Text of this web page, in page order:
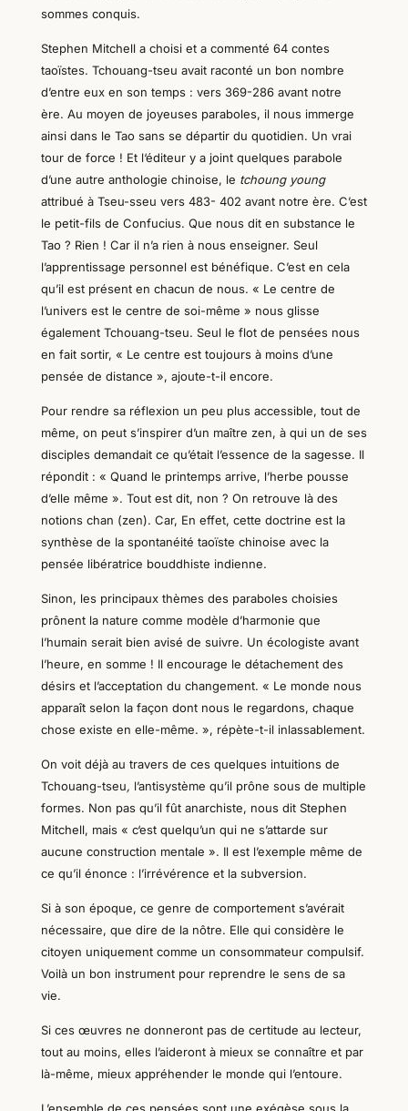
sommes conquis.
Stephen Mitchell a choisi et a commenté 64 contes
taoïstes. Tchouang-tseu avait raconté un bon nombre
d’entre eux en son temps : vers 369-286 avant notre
ère. Au moyen de joyeuses paraboles, il nous immerge
ainsi dans le Tao sans se départir du quotidien. Un vrai
tour de force ! Et l‘éditeur y a joint quelques parabole
d’une autre anthologie chinoise, le tchoung young
attribué à Tseu-sseu vers483- 402 avant notre ère. C’est
le petit-fils de Confucius. Que nous dit en substance le
Tao ? Rien ! Car il n’a rien ànous enseigner. Seul
l’apprentissage personnel est bénéfique. C’est en cela
qu’il est présent en chacun de nous. « Le centre de
l’univers est le centre de soi-même » nous glisse
également Tchouang-tseu. Seul le flot de pensées nous
en fait sortir, « Le centre est toujours à moins d’une
pensée de distance », ajoute-t-il encore.
Pour rendre sa réflexion un peu plus accessible, tout de
même, on peut s’inspirer d’un maître zen, à qui un de ses
disciples demandait ce qu’était l’essence de la sagesse. Il
répondit : « Quand le printemps arrive, l’herbe pousse
d’elle même ». Tout est dit, non ? On retrouve là des
notions chan (zen). Car, En effet, cette doctrine est la
synthèse de la spontanéité taoïste chinoise avec la
pensée libératrice bouddhiste indienne.
Sinon, les principaux thèmes des paraboles choisies
prônentla nature comme modèle d’harmonie que
l’humain serait bien avisé de suivre. Un écologiste avant
l’heure, en somme ! Il encourage le détachement des
désirs et l’acceptation du changement. « Le monde nous
apparaît selon la façon dont nous le regardons, chaque
chose existe en elle-même. », répète-t-il inlassablement.
On voit déjà au travers de ces quelques intuitions de
Tchouang-tseu, l’antisystème qu’il prône sous de multiple
formes. Non pas qu’il fût anarchiste, nous dit Stephen
Mitchell, mais « c‘est quelqu’un qui ne s’attarde sur
aucune construction mentale ». Il est l’exemple même de
ce qu’il énonce : l’irrévérence et la subversion.
Si à son époque, ce genre de comportement s’avérait
nécessaire, que dire de la nôtre. Elle qui considère le
citoyen uniquement comme un consommateur compulsif.
Voilà un bon instrument pour reprendre le sens de sa
vie.
Si ces œuvres ne donneront pas de certitude au lecteur,
tout au moins, elles l’aideront à mieux se connaître et par
là-même, mieux appréhender le monde qui l’entoure.